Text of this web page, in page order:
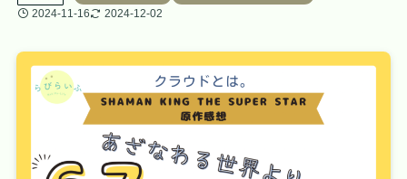
2024-11-16 2024-12-02